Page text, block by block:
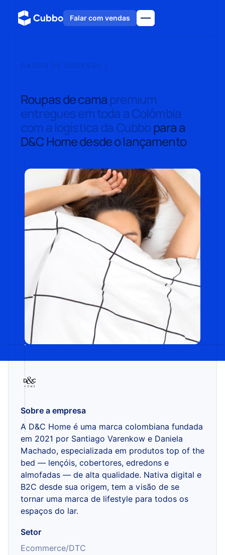
Falar com vendas
CASOS DE SUCESSO /
Roupas de cama premium
entregues em toda a Colômbia
com a logística da Cubbopara a
D&C Home desde o lançamento
Sobre a empresa
A D&C Home é uma marca colombiana fundada
em 2021 por Santiago Varenkow e Daniela
Machado, especializada em produtos top of the
bed — lençóis, cobertores, edredons e
almofadas — de alta qualidade. Nativa digital e
B2C desde sua origem, tem a visão de se
tornar uma marca de lifestyle para todos os
espaços do lar.
Setor
Ecommerce/DTC